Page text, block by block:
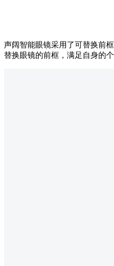
声阔智能眼镜采用了可替换前
替换眼镜的前框，满足自身的个